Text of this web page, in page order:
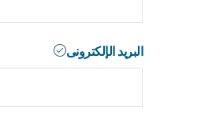
البريد الإلكترونى